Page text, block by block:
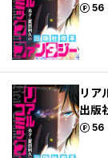
56
ポイント
リア
出版
56
ポイント